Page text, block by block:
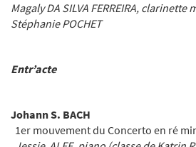
Magaly DA SILVA FERREIRA, clarinette
Stéphanie POCHET
Entr’acte
Johann S. BACH
1er mouvement du Concerto en ré